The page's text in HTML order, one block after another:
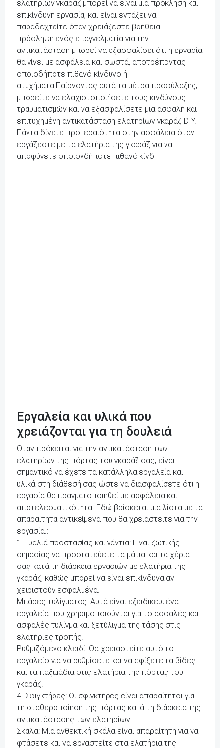
ελατηρίων γκαράζ μπορεί να είναι μια πρόκληση και
επικίνδυνη εργασία, και είναι εντάξει να
παραδεχτείτε όταν χρειάζεστε βοήθεια. Η
πρόσληψη ενός επαγγελματία για την
αντικατάσταση μπορεί να εξασφαλίσει ότι η εργασία
θα γίνει με ασφάλεια και σωστά, αποτρέποντας
οποιοδήποτε πιθανό κίνδυνο ή
ατυχήματα.Παίρνοντας αυτά τα μέτρα προφύλαξης,
μπορείτε να ελαχιστοποιήσετε τους κινδύνους
τραυματισμών και να εξασφαλίσετε μια ασφαλή και
επιτυχημένη αντικατάσταση ελατηρίων γκαράζ DIY.
Πάντα δίνετε προτεραιότητα στην ασφάλεια όταν
εργάζεστε με τα ελατήρια της γκαράζ για να
αποφύγετε οποιονδήποτε πιθανό κίνδ
Εργαλεία και υλικά που
χρειάζονται για τη δουλειά
Όταν πρόκειται για την αντικατάσταση των
ελατηρίων της πόρτας του γκαράζ σας, είναι
σημαντικό να έχετε τα κατάλληλα εργαλεία και
υλικά στη διάθεσή σας ώστε να διασφαλίσετε ότι η
εργασία θα πραγματοποιηθεί με ασφάλεια και
αποτελεσματικότητα. Εδώ βρίσκεται μια λίστα με τα
απαραίτητα αντικείμενα που θα χρειαστείτε για την
εργασία.:
1. Γυαλιά προστασίας και γάντια: Είναι ζωτικής
σημασίας να προστατεύετε τα μάτια και τα χέρια
σας κατά τη διάρκεια εργασιών με ελατήρια της
γκαράζ, καθώς μπορεί να είναι επικίνδυνα αν
χειριστούν εσφαλμένα.
Μπάρες τυλίγματος: Αυτά είναι εξειδικευμένα
εργαλεία που χρησιμοποιούνται για το ασφαλές και
ασφαλές τυλίγμα και ξετύλιγμα της τάσης στις
ελατήριες τροπής.
Ρυθμιζόμενο κλειδί: Θα χρειαστείτε αυτό το
εργαλείο για να ρυθμίσετε και να σφίξετε τα βίδες
και τα παξιμάδια στις ελατήρια της πόρτας του
γκαράζ.
4. Σφιγκτήρες: Οι σφιγκτήρες είναι απαραίτητοι για
τη σταθεροποίηση της πόρτας κατά τη διάρκεια της
αντικατάστασης των ελατηρίων.
Σκάλα: Μια ανθεκτική σκάλα είναι απαραίτητη για να
φτάσετε και να εργαστείτε στα ελατήρια της